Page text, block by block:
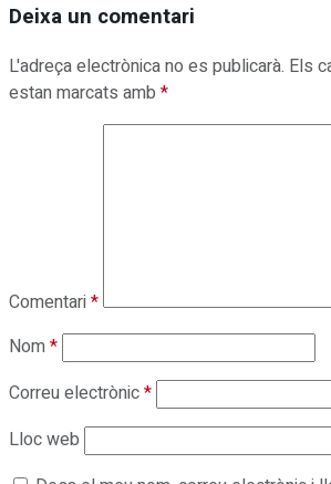
Deixa un comentari
L'adreça electrònica no es publicarà. Els
estan marcats amb *
Comentari*
Nom*
Correu electrònic*
Lloc web